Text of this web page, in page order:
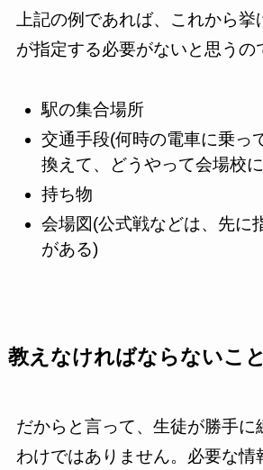
上記の例であれば、これから
が指定する必要がないと思うの
駅の集合場所
交通手段(何時の電車に乗っ
換えて、どうやって会場校
持ち物
会場図(公式戦などは、先に
がある)
教えなければならないこと
だからと言って、生徒が勝手に
わけではありません。必要な情